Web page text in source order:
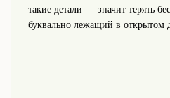
такие детали — значит терять
буквально лежащий в открытом